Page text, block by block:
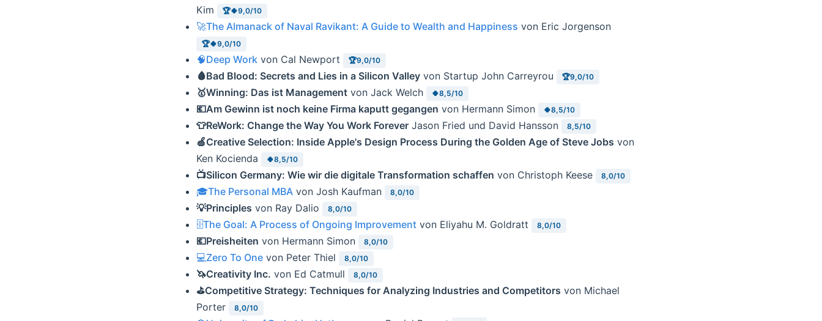
Kim
🏆🍀9,0/10
🚀The Almanack of Naval Ravikant: A Guide to Wealth and Happiness von Eric Jorgenson
🏆🍀9,0/10
🧠Deep Work von Cal Newport 🏆9,0/10
🩸Bad Blood: Secrets and Lies in a Silicon Valley von Startup John Carreyrou 🏆9,0/10
🥇Winning: Das ist Management von Jack Welch 🍀8,5/10
💶Am Gewinn ist noch keine Firma kaputt gegangen von Hermann Simon 🍀8,5/10
👕ReWork: Change the Way You Work Forever Jason Fried und David Hansson 8,5/10
🍏Creative Selection: Inside Apple's Design Process During the Golden Age of Steve Jobs von
Ken Kocienda
🍀8,5/10
📺Silicon Germany: Wie wir die digitale Transformation schaffen von Christoph Keese 8,0/10
🎓The Personal MBA von Josh Kaufman 8,0/10
💡Principles von Ray Dalio 8,0/10
🗄The Goal: A Process of Ongoing Improvement von Eliyahu M. Goldratt 8,0/10
💶Preisheiten von Hermann Simon 8,0/10
💻Zero To One von Peter Thiel 8,0/10
🦄Creativity Inc. von Ed Catmull 8,0/10
⛳️Competitive Strategy: Techniques for Analyzing Industries and Competitors von Michael
Porter
8,0/10